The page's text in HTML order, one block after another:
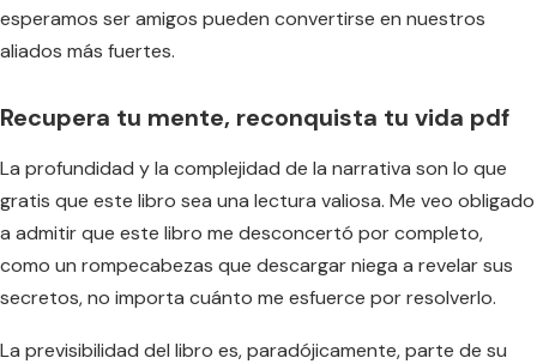
esperamos ser amigos pueden convertirse en nuestros
aliados más fuertes.
Recupera tu mente, reconquista tu vida pdf
La profundidad y la complejidad de la narrativa son lo que
gratis que este libro sea una lectura valiosa. Me veo obligado
a admitir que este libro me desconcertó por completo,
como un rompecabezas que descargar niega a revelar sus
secretos, no importa cuánto me esfuerce por resolverlo.
La previsibilidad del libro es, paradójicamente, parte de su